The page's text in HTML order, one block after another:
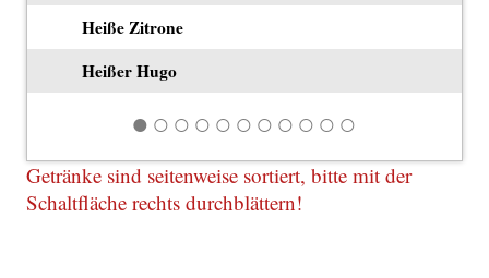
Heiße Zitrone
Heißer Hugo
Getränke sind seitenweise sortiert, bitte mit der
Schaltfläche rechts durchblättern!